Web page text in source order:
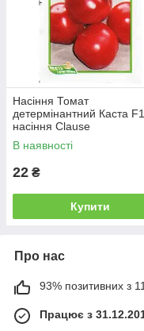
Насіння Томат
детермінантний Каста
насіння Clause
В наявності
22 ₴
Купити
Про нас
93% позитивних з
Працює з